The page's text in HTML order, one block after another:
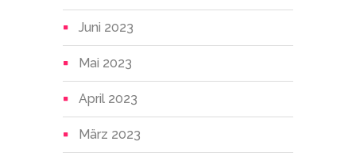
Juni 2023
Mai 2023
April 2023
März 2023